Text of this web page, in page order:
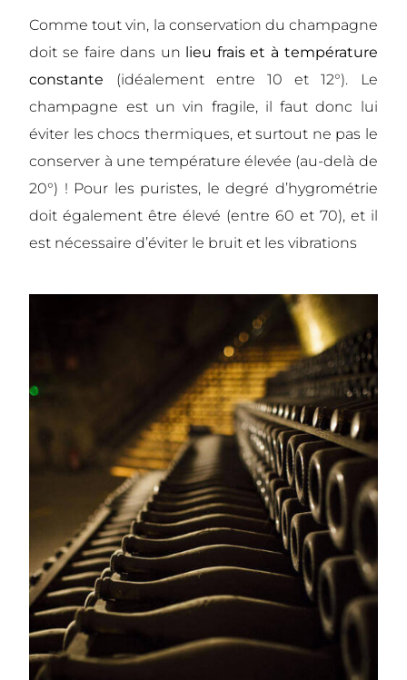
Comme tout vin, la conservation du champagne
doit se faire dans un lieu frais et à température
constante (idéalement entre 10 et 12°). Le
champagne est un vin fragile, il faut donc lui
éviter les chocs thermiques, et surtout ne pas le
conserver à une température élevée (au-delà de
20°) ! Pour les puristes, le degré d’hygrométrie
doit également être élevé (entre 60 et 70), et il
est nécessaire d’éviter le bruit et les vibrations